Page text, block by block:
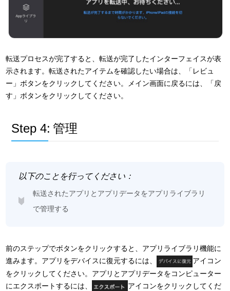
転送プロセスが完了すると、転送が完了したインターフェイスが表
示されます。転送されたアイテムを確認したい場合は、「レビュ
ー」ボタンをクリックしてください。メイン画面に戻るには、「戻
す」ボタンをクリックしてください。
Step 4: 管理
以下のことを行ってください：
転送されたアプリとアプリデータをアプリライブラリ
で管理する
前のステップでボタンをクリックすると、アプリライブラリ機能に
進みます。アプリをデバイスに復元するには、
アイコン
をクリックしてください。アプリとアプリデータをコンピューター
にエクスポートするには、
アイコンをクリックしてくだ